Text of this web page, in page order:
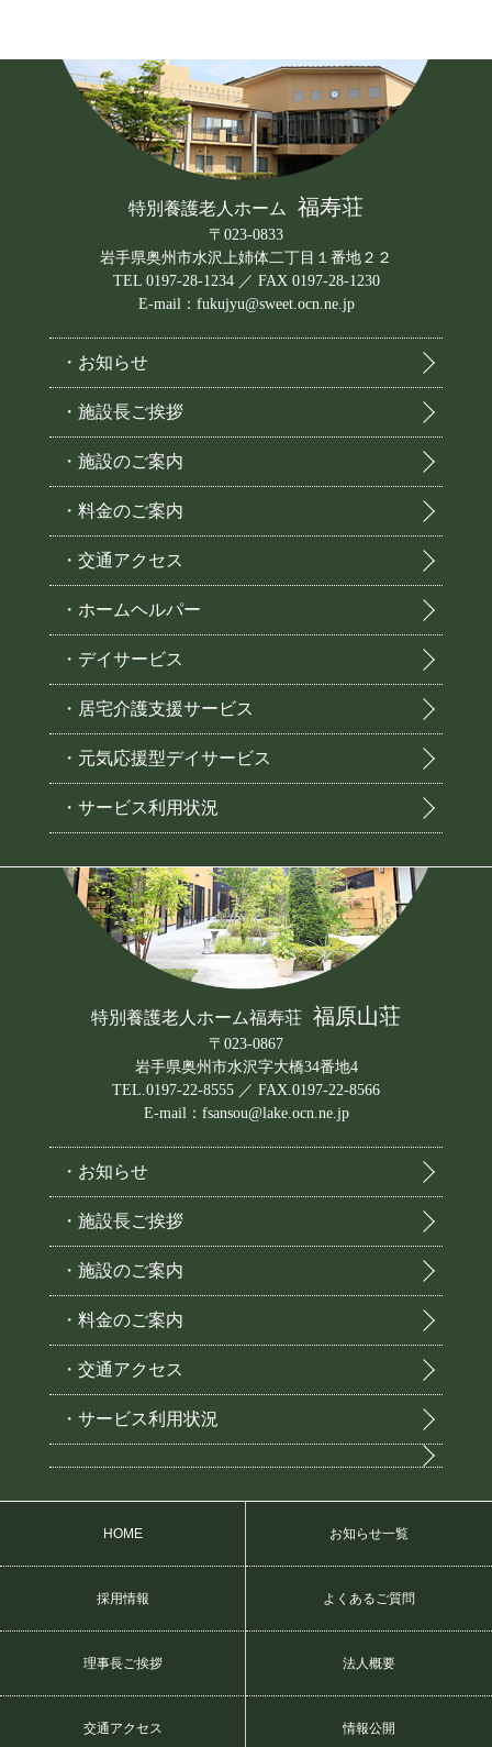
特別養護老人ホーム 福寿荘
〒023-0833
岩手県奥州市水沢上姉体二丁目１番地２２
TEL 0197-28-1234 ／ FAX 0197-28-1230
E-mail：fukujyu@sweet.ocn.ne.jp
・お知らせ
・施設長ご挨拶
・施設のご案内
・料金のご案内
・交通アクセス
・ホームヘルパー
・デイサービス
・居宅介護支援サービス
・元気応援型デイサービス
・サービス利用状況
特別養護老人ホーム福寿荘 福原山荘
〒023-0867
岩手県奥州市水沢字大橋34番地4
TEL.0197-22-8555 ／ FAX.0197-22-8566
E-mail：fsansou@lake.ocn.ne.jp
・お知らせ
・施設長ご挨拶
・施設のご案内
・料金のご案内
・交通アクセス
・サービス利用状況
HOME お知らせ一覧
採用情報 よくあるご質問
理事長ご挨拶 法人概要
交通アクセス 情報公開